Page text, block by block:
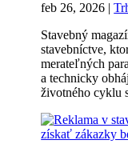
feb 26, 2026 |
Stavebný
stavebníctve,
merateľných
a technicky
životného cyklu